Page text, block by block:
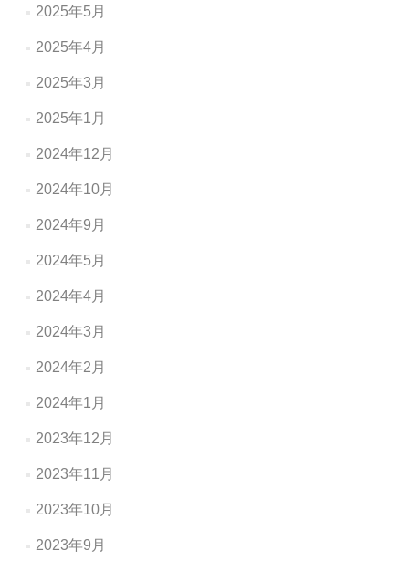
2025年5月
2025年4月
2025年3月
2025年1月
2024年12月
2024年10月
2024年9月
2024年5月
2024年4月
2024年3月
2024年2月
2024年1月
2023年12月
2023年11月
2023年10月
2023年9月